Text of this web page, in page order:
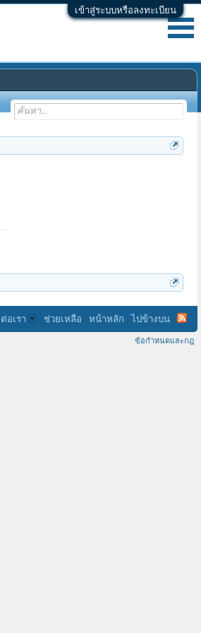
เข้าสู่ระบบหรือลงทะเบียน
อเรา ช่วยเหลือ หน้าหลัก ไปข้างบน
ข้อกำหนดและกฎ